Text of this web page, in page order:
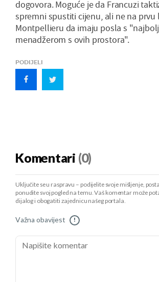
dogovora. Moguće je da Francuzi
spremni spustiti cijenu, ali ne na prvu
Montpellieru da imaju posla s
menadžerom s ovih prostora".
PODIJELI
Komentari (0)
Uključite se u raspravu – podijelite svoje mišljenje,
ponudite svoj pogled na temu. Vaš komentar može
dijalog i obogatiti zajednicu našeg portala.
Važna obavijest !